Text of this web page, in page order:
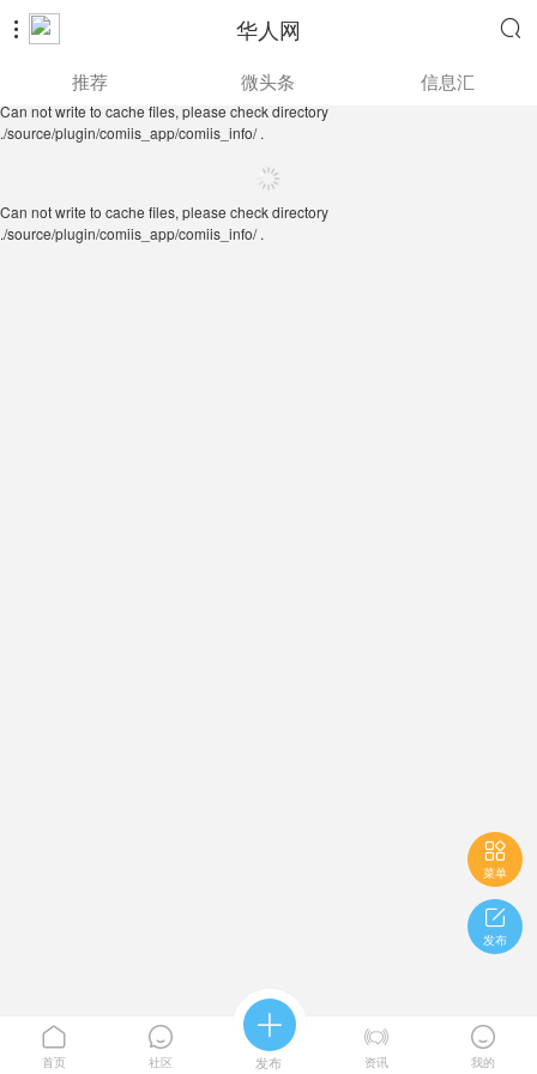
 华人网 
./source/plugin/comiis_app/comiis_info/ .
推荐 微头条 信息汇
Can not write to cache files, please check directory
./source/plugin/comiis_app/comiis_info/ .

菜单

发布

首页

社区

发布

资讯

我的
Can not write to cache files, please check directory
./source/plugin/comiis_app/comiis_info/ .